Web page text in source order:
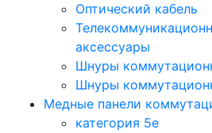
Оптический кабель
аксессуары
Шнуры
Шнуры
Медные панели
категория 5e